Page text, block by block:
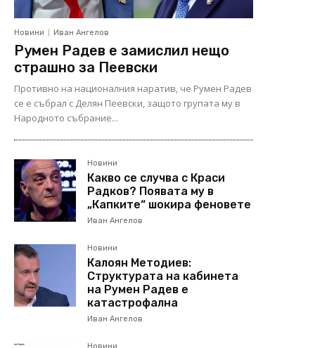
Новини Иван Ангелов
Румен Радев е замислил нещо
страшно за Пеевски
Противно на националния наратив, че Румен Радев
се е събрал с Делян Пеевски, защото групата му в
Народното събрание...
Новини
Какво се случва с Краси
Радков? Появата му в
„Капките“ шокира феновете
Иван Ангелов
Новини
Калоян Методиев:
Структурата на кабинета
на Румен Радев е
катастрофална
Иван Ангелов